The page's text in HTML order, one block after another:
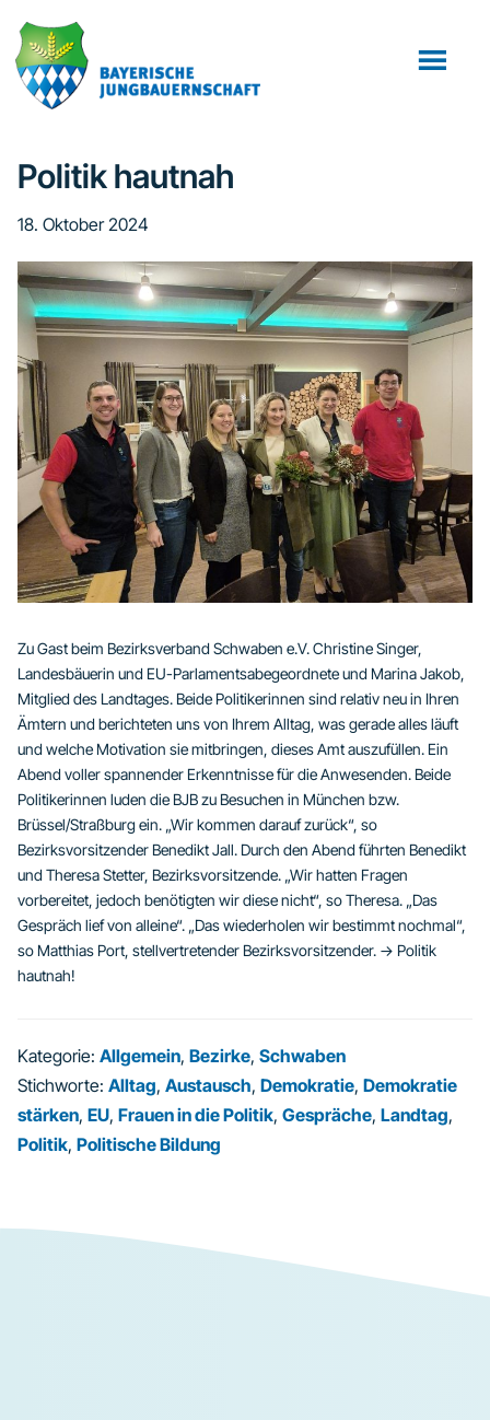
Inhalt
springen
Fußzeile
springen
Politik hautnah
18. Oktober 2024
Zu Gast beim Bezirksverband Schwaben e.V. Christine Singer,
Landesbäuerin und EU-Parlamentsabegeordnete und Marina Jakob,
Mitglied des Landtages. Beide Politikerinnen sind relativ neu in Ihren
Ämtern und berichteten uns von Ihrem Alltag, was gerade alles läuft
und welche Motivation sie mitbringen, dieses Amt auszufüllen. Ein
Abend voller spannender Erkenntnisse für die Anwesenden. Beide
Politikerinnen luden die BJB zu Besuchen in München bzw.
Brüssel/Straßburg ein. „Wir kommen darauf zurück“, so
Bezirksvorsitzender Benedikt Jall. Durch den Abend führten Benedikt
und Theresa Stetter, Bezirksvorsitzende. „Wir hatten Fragen
vorbereitet, jedoch benötigten wir diese nicht“, so Theresa. „Das
Gespräch lief von alleine“. „Das wiederholen wir bestimmt nochmal“,
so Matthias Port, stellvertretender Bezirksvorsitzender. -> Politik
hautnah!
Kategorie: Allgemein, Bezirke, Schwaben
Stichworte: Alltag, Austausch, Demokratie, Demokratie
stärken, EU, Frauen in die Politik, Gespräche, Landtag,
Politik, Politische Bildung